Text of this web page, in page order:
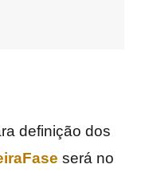
definição dos
será no